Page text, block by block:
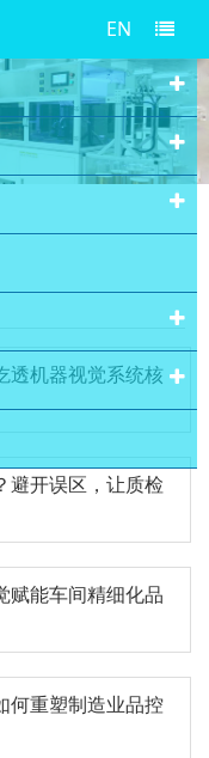
EN
透机器视觉系统核
避开误区，让质检
赋能车间精细化品
何重塑制造业品控